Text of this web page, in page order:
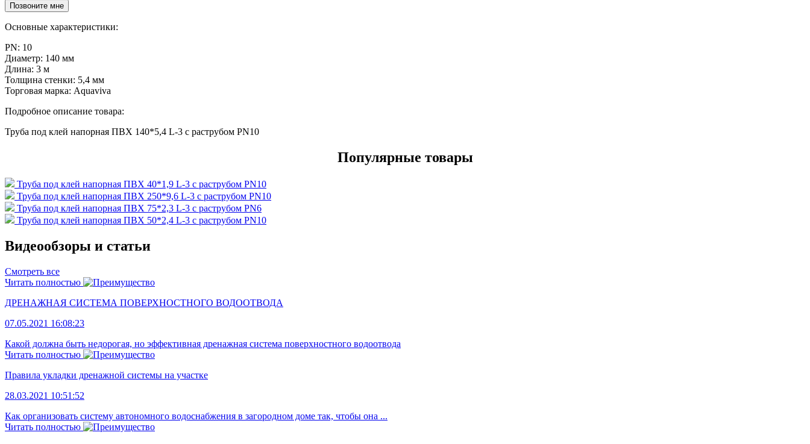
Позвоните мне
Основные характеристики:
PN: 10
Диаметр: 140 мм
Длина: 3 м
Толщина стенки: 5,4 мм
Торговая марка: Aquaviva
Подробное описание товара:
Труба под клей напорная ПВХ 140*5,4 L-3 с раструбом PN10
Популярные товары
Труба под клей напорная ПВХ 40*1,9 L-3 с раструбом PN10
Труба под клей напорная ПВХ 250*9,6 L-3 с раструбом PN10
Труба под клей напорная ПВХ 75*2,3 L-3 с раструбом PN6
Труба под клей напорная ПВХ 50*2,4 L-3 с раструбом PN10
Видеообзоры и статьи
Смотреть все
Читать полностью
ДРЕНАЖНАЯ СИСТЕМА ПОВЕРХНОСТНОГО ВОДООТВОДА
07.05.2021 16:08:23
Какой должна быть недорогая, но эффективная дренажная система поверхностного водоотвода
Читать полностью
Правила укладки дренажной системы на участке
28.03.2021 10:51:52
Как организовать систему автономного водоснабжения в загородном доме так, чтобы она ...
Читать полностью